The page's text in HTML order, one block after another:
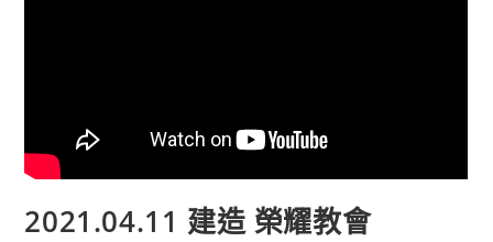
2021.04.11 建造 榮耀教會